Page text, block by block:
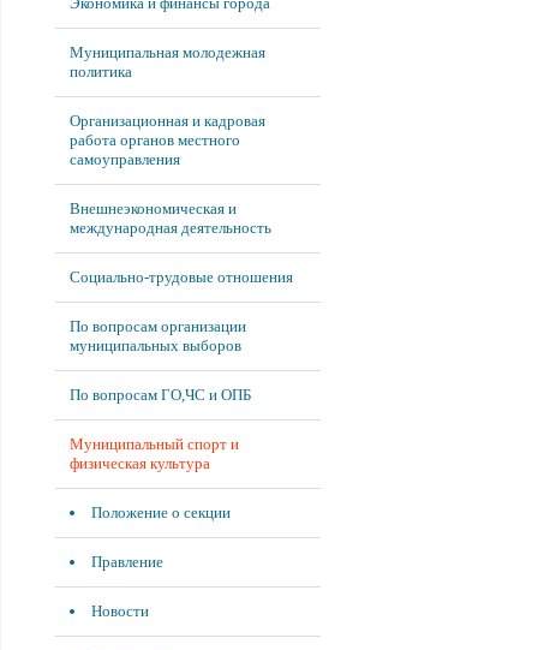
Муниципальная молодежная
политика
Организационная и кадровая
работа органов местного
самоуправления
Внешнеэкономическая и
международная деятельность
Социально-трудовые отношения
По вопросам организации
муниципальных выборов
По вопросам ГО,ЧС и ОПБ
Муниципальный спорт и
физическая культура
Положение о секции
Правление
Новости